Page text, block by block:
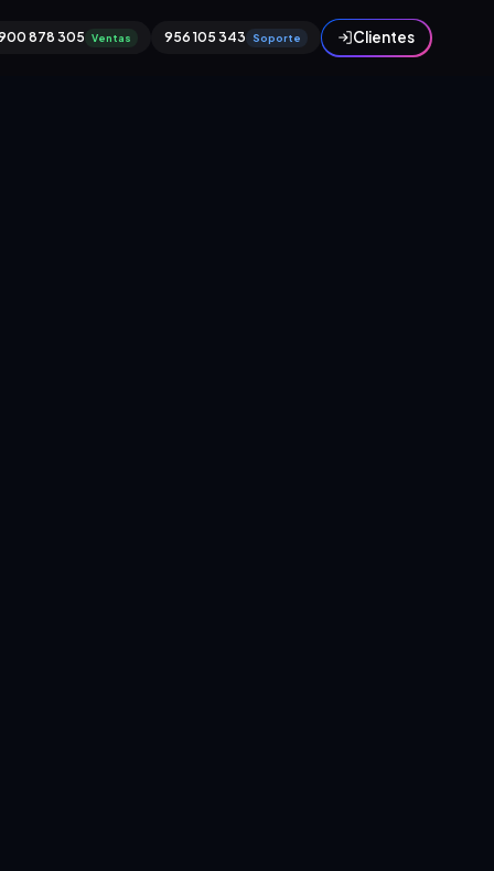
878 305 Ventas 956 105 343 Soporte Clientes